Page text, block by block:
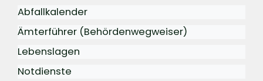
Abfallkalender
Ämterführer (Behördenwegweiser)
Lebenslagen
Notdienste